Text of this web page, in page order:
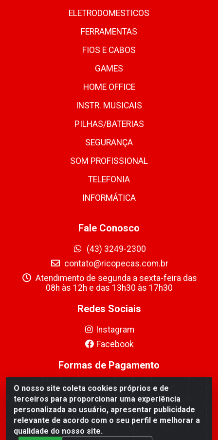
O nosso site coleta cookies próprios e de
terceiros para proporcionar uma experiência
personalizada ao usuário, apresentar publicidade
relevante de acordo com o seu perfil e melhorar a
qualidade do nosso site.
ELETRODOMESTICOS
FERRAMENTAS
FIOS E CABOS
GAMES
HOME OFFICE
INSTR. MUSICAIS
PILHAS/BATERIAS
SEGURANÇA
SOM PROFISSIONAL
TELEFONIA
INFORMÁTICA
Fale Conosco
(43) 3249-2300
contato@ricopecas.com.br
Atendimento de segunda a sexta-feira das
08h às 12h e das 13h30 às 17h30
Redes Sociais
Instagram
Facebook
Formas de Pagamento
Ricopeças Comércio de componentes Eletrônicos Ltda -
Rua Alicio Francisco Mafra, 968 - Jardim Taroba,